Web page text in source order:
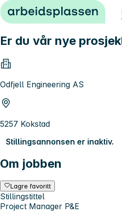
Hopp til innhold
Er du vår nye
Odfjell Engineering AS
5257 Kokstad
Stillingsannonsen er inaktiv.
Om jobben
Lagre favoritt
Stillingstittel
Project Manager P&E